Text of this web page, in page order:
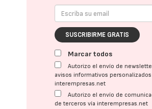
SUSCRIBIRME GRATIS
Marcar todos
Autorizo el envío de
avisos informativos
interempresas.net
Autorizo el envío de
de terceros vía interempresas.net